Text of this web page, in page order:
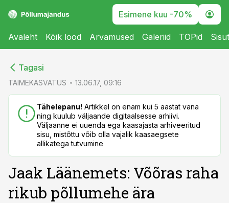
Esimene kuu -70%
Avaleht Kõik lood Arvamused Galeriid TOPid
Tagasi
TAIMEKASVATUS 13.06.17, 09:16
Tähelepanu! Artikkel on enam kui 5 aastat vana
ning kuulub väljaande digitaalsesse arhiivi.
Väljaanne ei uuenda ega kaasajasta arhiveeritud
sisu, mistõttu võib olla vajalik kaasaegsete
allikatega tutvumine
Jaak Läänemets: Võõras raha
rikub põllumehe ära